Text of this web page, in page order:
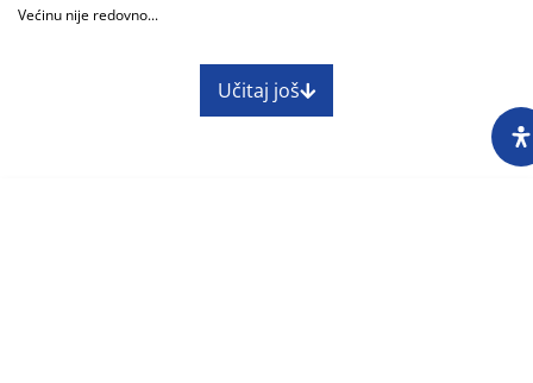
Većinu nije redovno...
Učitaj još